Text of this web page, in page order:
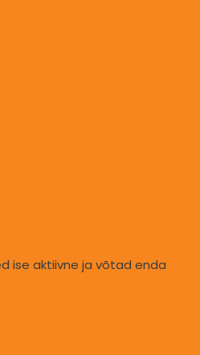
ise aktiivne ja võtad enda